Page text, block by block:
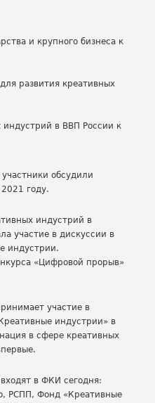
и крупного бизнеса к
развития креативных
индустрий в ВВП России к
обсудили
году.
индустрий в
участие в дискуссии в
индустрии.
«Цифровой прорыв»
участие в
индустрии» в
в сфере креативных
в ФКИ сегодня:
РСПП, Фонд «Креативные